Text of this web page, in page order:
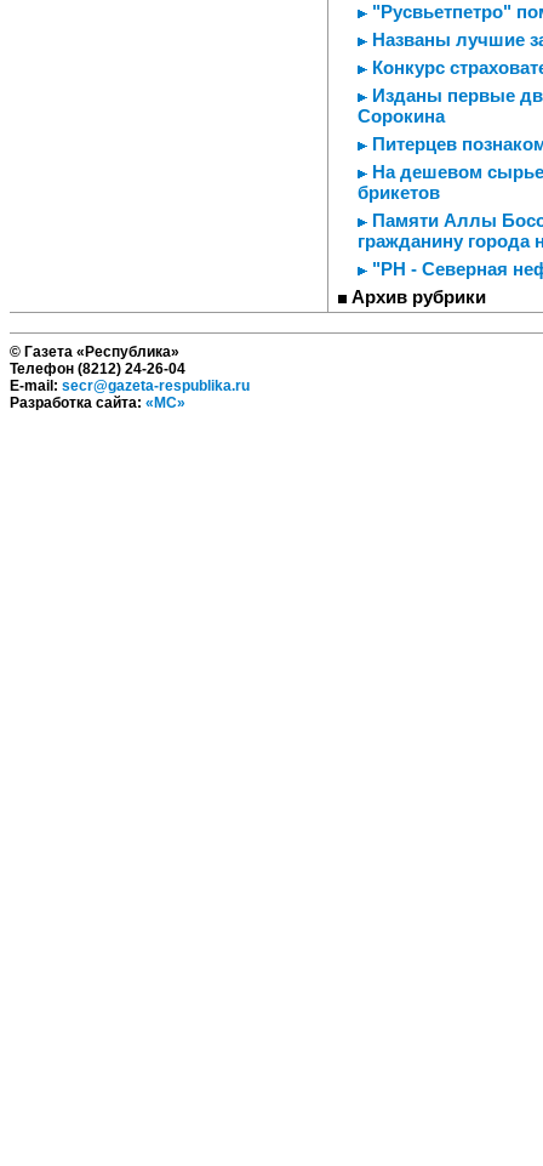
"Русвьетпетро"
Названы лучшие
Конкурс
Изданы первые
Сорокина
Питерцев
На дешевом сырье
брикетов
Памяти Аллы
гражданину города
"РН - Северная
Архив рубрики
© Газета «Республика»
Телефон (8212) 24-26-04
E-mail: secr@gazeta-respublika.ru
Разработка сайта: «МС»